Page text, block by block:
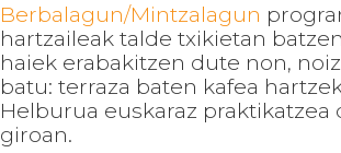
Berbalagun/Mintzalagun
hartzaileak talde txikietan
haiek erabakitzen dute non,
batu: terraza baten kafea
Helburua euskaraz praktikatzea
giroan.